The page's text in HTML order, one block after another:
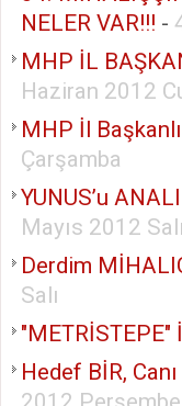
NELER VAR!!! -
MHP İL
Haziran 2012
MHP İl
Çarşamba
YUNUS’u
Mayıs 2012 Salı
Derdim
Salı
"METRİSTEPE"
Hedef BİR,